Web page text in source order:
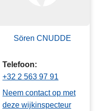
Sören CNUDDE
Telefoon
+32 2 563 97 91
Neem contact op met
deze wijkinspecteur